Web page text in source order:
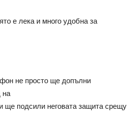
е лека и много удобна за
не просто ще допълни
на
ще подсили неговата защита срещу